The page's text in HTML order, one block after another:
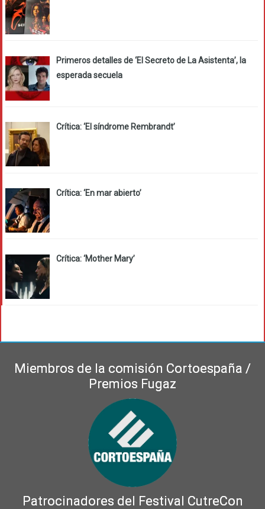
Primeros detalles de ‘El Secreto de La Asistenta’, la
esperada secuela
Crítica: ‘El síndrome Rembrandt’
Crítica: ‘En mar abierto’
Crítica: ‘Mother Mary’
Miembros de la comisión Cortoespaña /
Premios Fugaz
Patrocinadores del Festival CutreCon